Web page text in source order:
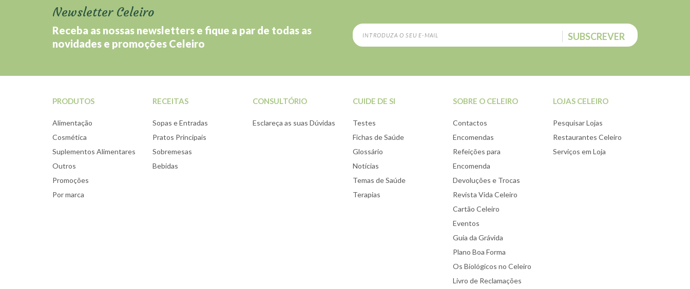
Newsletter Celeiro
Receba as nossas newsletters e fique a par de todas as
novidades e promoções Celeiro
SUBSCREVER
PRODUTOS
Alimentação
Cosmética
Suplementos Alimentares
Outros
Promoções
Por marca
RECEITAS
Sopas e Entradas
Pratos Principais
Sobremesas
Bebidas
CONSULTÓRIO
Esclareça as suas Dúvidas
CUIDE DE SI
Testes
Fichas de Saúde
Glossário
Notícias
Temas de Saúde
Terapias
SOBRE O CELEIRO
Contactos
Encomendas
Refeições para
Encomenda
Devoluções e Trocas
Revista Vida Celeiro
Cartão Celeiro
Eventos
Guia da Grávida
Plano Boa Forma
Os Biológicos no Celeiro
Livro de Reclamações
LOJAS CELEIRO
Pesquisar Lojas
Restaurantes Celeiro
Serviços em Loja